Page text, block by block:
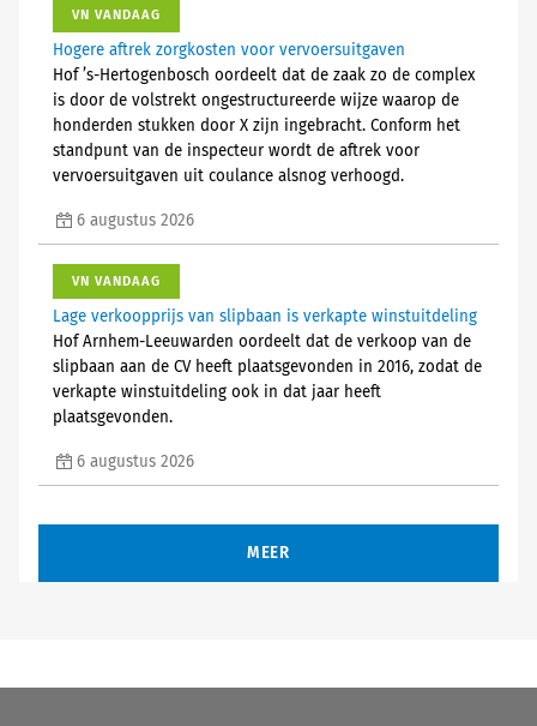
VN VANDAAG
Hogere aftrek zorgkosten voor vervoersuitgaven
Hof ’s-Hertogenbosch oordeelt dat de zaak zo de complex
is door de volstrekt ongestructureerde wijze waarop de
honderden stukken door X zijn ingebracht. Conform het
standpunt van de inspecteur wordt de aftrek voor
vervoersuitgaven uit coulance alsnog verhoogd.
6 augustus 2026
VN VANDAAG
Lage verkoopprijs van slipbaan is verkapte winstuitdeling
Hof Arnhem-Leeuwarden oordeelt dat de verkoop van de
slipbaan aan de CV heeft plaatsgevonden in 2016, zodat de
verkapte winstuitdeling ook in dat jaar heeft
plaatsgevonden.
6 augustus 2026
MEER